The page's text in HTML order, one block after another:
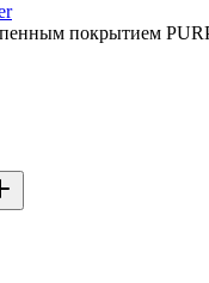
покрытием